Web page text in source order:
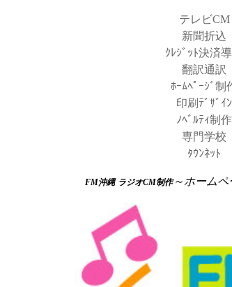
テレビCM
新聞折込
ｸﾚｼﾞｯﾄ決済
翻訳通訳
ﾎｰﾑﾍﾟｰｼﾞ制
印刷ﾃﾞｻﾞｲﾝ
ﾉﾍﾞﾙﾃｨ制作
専門学校
ﾀｳﾝﾈｯﾄ
FM沖縄 ラジオCM制作～ホームペ